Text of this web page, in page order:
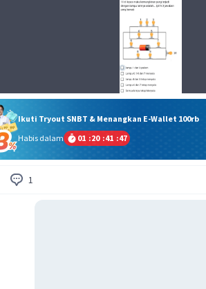
Ikuti Tryout SNBT & Menangkan E-Wallet 100rb
Habis dalam
01 :20 :41 :46
1